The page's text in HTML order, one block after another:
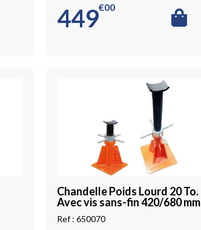
449 00
€
Chandelle Poids Lourd 20 To.
Avec vis sans-fin 420/680 mm
650070